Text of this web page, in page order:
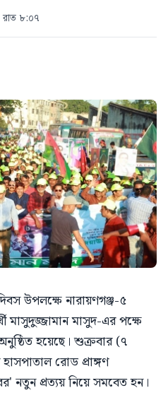
৮:০৭
উপলক্ষে নারায়ণগঞ্জ-৫
মাসুদুজ্জামান মাসুদ-এর পক্ষে
হয়েছে। শুক্রবার (৭
রোড প্রাঙ্গণ
নতুন প্রত্যয় নিয়ে সমবেত হন।